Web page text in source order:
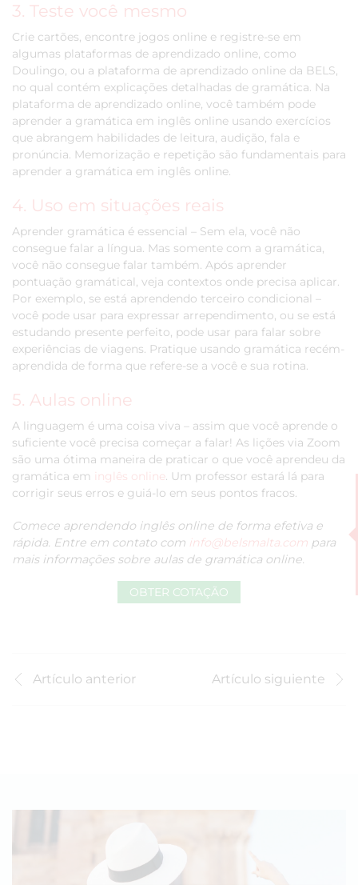
3. Teste você mesmo
Crie cartões, encontre jogos online e registre-se em
algumas plataformas de aprendizado online, como
Doulingo, ou a plataforma de aprendizado online da BELS,
no qual contém explicações detalhadas de gramática. Na
plataforma de aprendizado online, você também pode
aprender a gramática em inglês online usando exercícios
que abrangem habilidades de leitura, audição, fala e
pronúncia. Memorização e repetição são fundamentais para
aprender a gramática em inglês online.
4. Uso em situações reais
Aprender gramática é essencial – Sem ela, você não
consegue falar a língua. Mas somente com a gramática,
você não consegue falar também. Após aprender
pontuação gramátical, veja contextos onde precisa aplicar.
Por exemplo, se está aprendendo terceiro condicional –
você pode usar para expressar arrependimento, ou se está
estudando presente perfeito, pode usar para falar sobre
experiências de viagens. Pratique usando gramática recém-
aprendida de forma que refere-se a você e sua rotina.
5. Aulas online
A linguagem é uma coisa viva – assim que você aprende o
suficiente você precisa começar a falar! As lições via Zoom
são uma ótima maneira de praticar o que você aprendeu da
gramática em
inglês online. Um professor estará lá para
corrigir seus erros e guiá-lo em seus pontos fracos.
Comece aprendendo inglês online de forma efetiva e
rápida. Entre em contato com info@belsmalta.com para
mais informações sobre aulas de gramática online.
OBTER COTAÇÃO
Artículo anterior Artículo siguiente